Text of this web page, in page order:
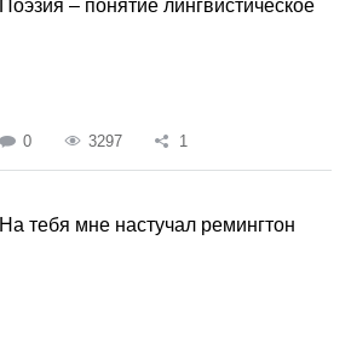
Поэзия – понятие лингвистическое
0 3297 1
На тебя мне настучал ремингтон